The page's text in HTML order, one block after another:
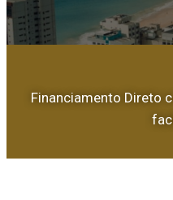
Financiamento Direto